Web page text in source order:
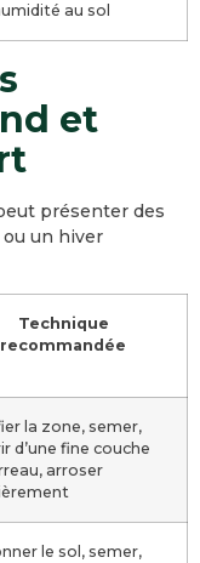
au sol
et
présenter des
un hiver
Technique
recommandée
la zone, semer,
d’une fine couche
arroser
le sol, semer,